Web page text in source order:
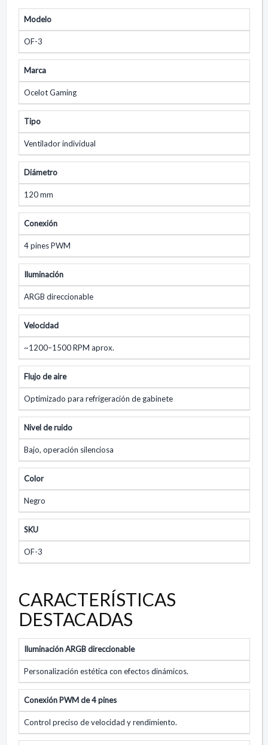
Modelo
OF-3
Marca
Ocelot Gaming
Tipo
Ventilador individual
Diámetro
120 mm
Conexión
4 pines PWM
Iluminación
ARGB direccionable
Velocidad
~1200–1500 RPM aprox.
Flujo de aire
Optimizado para refrigeración de gabinete
Nivel de ruido
Bajo, operación silenciosa
Color
Negro
SKU
OF-3
CARACTERÍSTICAS
DESTACADAS
Iluminación ARGB direccionable
Personalización estética con efectos dinámicos.
Conexión PWM de 4 pines
Control preciso de velocidad y rendimiento.